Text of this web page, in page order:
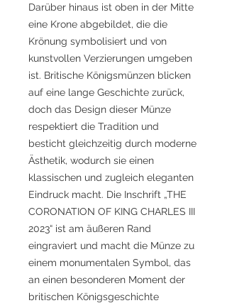
Darüber hinaus ist oben in der Mitte
eine Krone abgebildet, die die
Krönung symbolisiert und von
kunstvollen Verzierungen umgeben
ist. Britische Königsmünzen blicken
auf eine lange Geschichte zurück,
doch das Design dieser Münze
respektiert die Tradition und
besticht gleichzeitig durch moderne
Ästhetik, wodurch sie einen
klassischen und zugleich eleganten
Eindruck macht. Die Inschrift „THE
CORONATION OF KING CHARLES III
2023“ ist am äußeren Rand
eingraviert und macht die Münze zu
einem monumentalen Symbol, das
an einen besonderen Moment der
britischen Königsgeschichte